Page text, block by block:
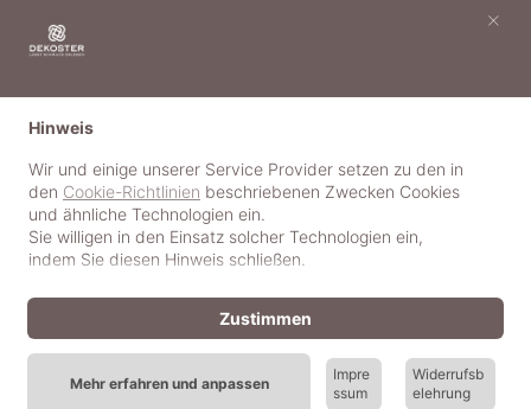
© 2018-2025 dekoster GmbH
Hinweis
Wir und einige unserer Service Provider setzen zu den in
den Cookie-Richtlinien beschriebenen Zwecken Cookies
und ähnliche Technologien ein.
Sie willigen in den Einsatz solcher Technologien ein,
indem Sie diesen Hinweis schließen.
Mehr erfahren und anpassen
Impre
ssum
Widerrufsb
elehrung
Zustimmen
×